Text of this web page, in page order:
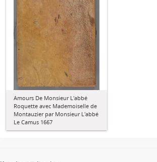
Amours De Monsieur L'abbé
Roquette avec Mademoiselle de
Montauzier par Monsieur L'abbé
Le Camus 1667